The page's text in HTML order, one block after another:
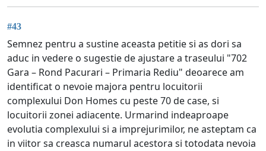
#43
Semnez pentru a sustine aceasta petitie si as dori sa
aduc in vedere o sugestie de ajustare a traseului "702
Gara – Rond Pacurari – Primaria Rediu" deoarece am
identificat o nevoie majora pentru locuitorii
complexului Don Homes cu peste 70 de case, si
locuitorii zonei adiacente. Urmarind indeaproape
evolutia complexului si a imprejurimilor, ne asteptam ca
in viitor sa creasca numarul acestora si totodata nevoia